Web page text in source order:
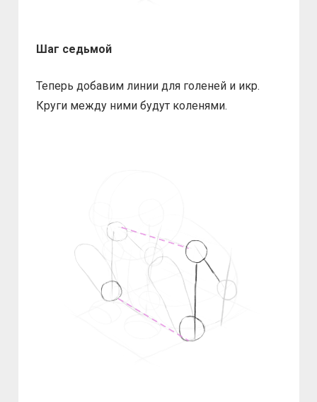
Шаг седьмой
Теперь добавим линии для голеней и икр.
Круги между ними будут коленями.